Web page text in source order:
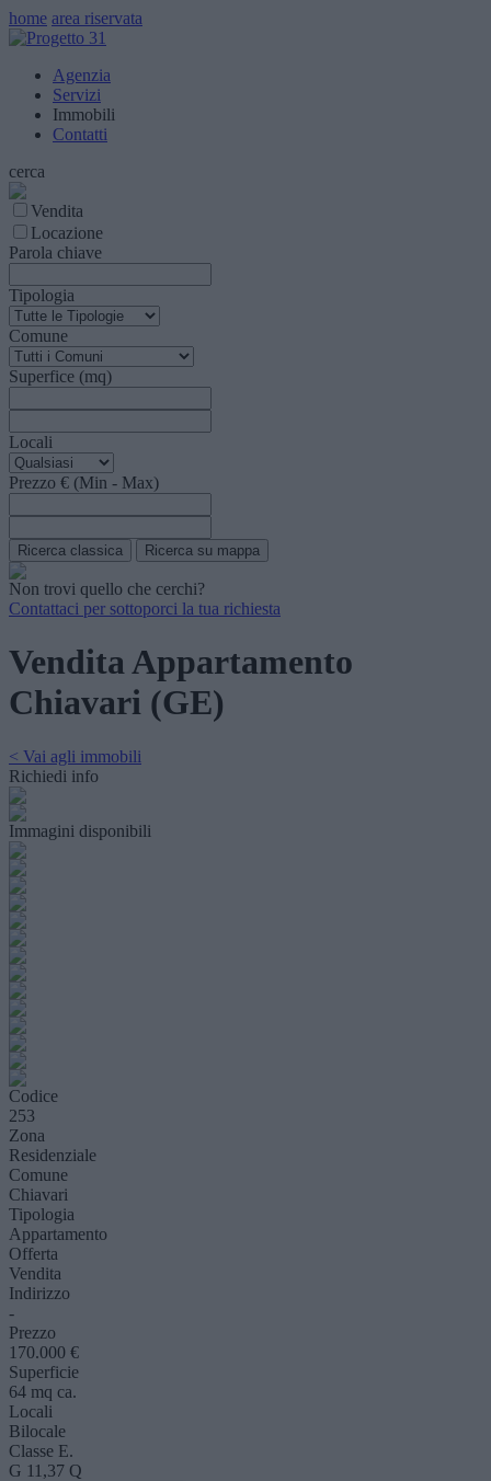
home area riservata
Agenzia
Servizi
Immobili
Contatti
cerca
Vendita
Locazione
Parola chiave
Tipologia
Comune
Superfice (mq)
Locali
Prezzo € (Min - Max)
Non trovi quello che cerchi?
Contattaci per sottoporci la tua richiesta
Vendita Appartamento
Chiavari (GE)
< Vai agli immobili
Richiedi info
Immagini disponibili
Codice
253
Zona
Residenziale
Comune
Chiavari
Tipologia
Appartamento
Offerta
Vendita
Indirizzo
-
Prezzo
170.000 €
Superficie
64 mq ca.
Locali
Bilocale
Classe E.
G 11,37 Q